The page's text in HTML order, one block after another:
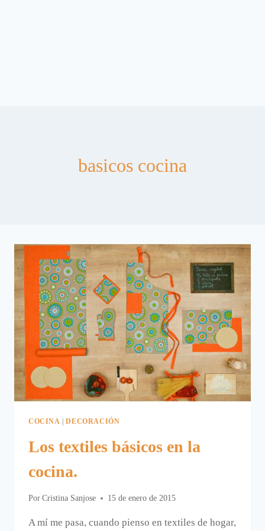
basicos cocina
COCINA |DECORACIÓN
Los textiles básicos en la
cocina.
Por Cristina Sanjose 15 de enero de 2015
A mí me pasa, cuando pienso en textiles de hogar,